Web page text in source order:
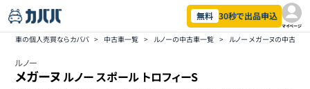
無料 30秒で出品申込
マイページ
車の個人売買ならカババ > 中古車一覧 > ルノーの中古車一覧 > ルノー メガーヌの中古車
ルノー
メガーヌ ルノー スポール トロフィーS